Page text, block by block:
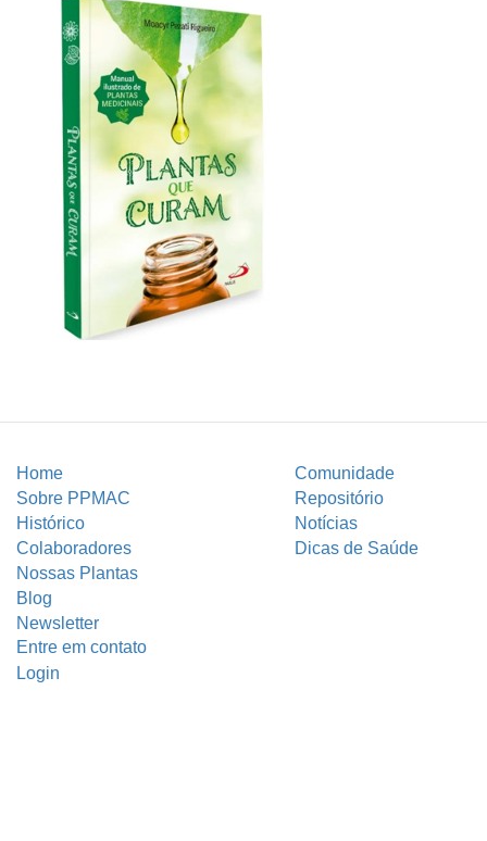
Home
Comunidade
Sobre PPMAC
Repositório
Histórico
Notícias
Colaboradores
Dicas de Saúde
Nossas Plantas
Blog
Newsletter
Entre em contato
Login